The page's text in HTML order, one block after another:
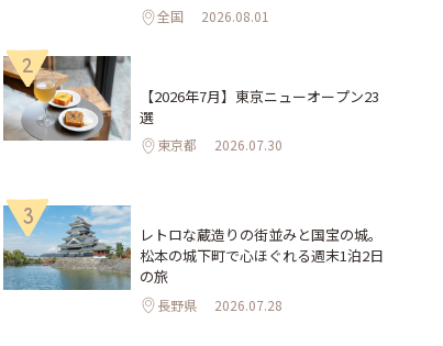
全国 2026.08.01
2
【2026年7月】東京ニューオープン23
選
東京都 2026.07.30
3
レトロな蔵造りの街並みと国宝の城。
松本の城下町で心ほぐれる週末1泊2日
の旅
長野県 2026.07.28